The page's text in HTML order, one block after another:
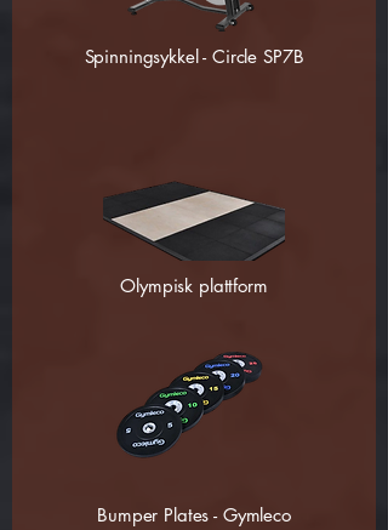
Spinningsykkel - Circle SP7B
Olympisk plattform
Bumper Plates - Gymleco